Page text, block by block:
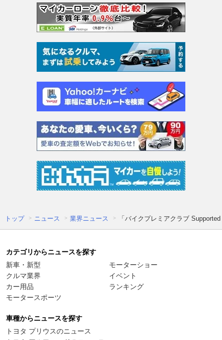
トップ ニュース 業界ニュース 「バイクプレミアクラブ
カテゴリからニュースを探す
新車・新型
クルマ業界
カー用品
モータースポーツ
モーターショー
イベント
ランキング
車種からニュースを探す
トヨタ プリウスのニュース